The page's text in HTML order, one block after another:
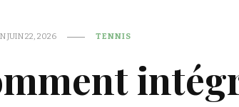
JUIN 22, 2026 TENNIS